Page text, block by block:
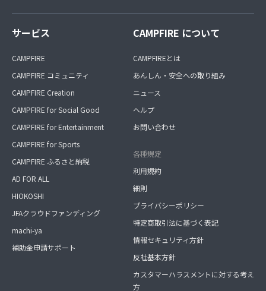
サービス
CAMPFIRE
CAMPFIRE コミュニティ
CAMPFIRE Creation
CAMPFIRE for Social Good
CAMPFIRE for Entertainment
CAMPFIRE for Sports
CAMPFIRE ふるさと納税
AD FOR ALL
HIOKOSHI
JFAクラウドファンディング
machi-ya
補助金申請サポート
CAMPFIRE について
CAMPFIREとは
あんしん・安全への取り組み
ニュース
ヘルプ
お問い合わせ
各種規定
利用規約
細則
プライバシーポリシー
特定商取引法に基づく表記
情報セキュリティ方針
反社基本方針
カスタマーハラスメントに対する考え
方